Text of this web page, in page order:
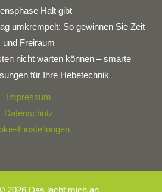
Halt gibt
umkrempelt: So gewinnen Sie Zeit
und Freiraum
nicht warten können – smarte
für Ihre Hebetechnik
Impressum
Datenschutz
Einstellungen
2026 Das lacht mich an